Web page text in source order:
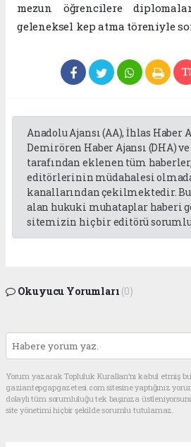
mezun öğrencilere
geleneksel kep atma töreniyle
Anadolu Ajansı (AA), İhlas Haber
Demirören Haber Ajansı (DHA)
tarafından eklenen tüm
editörlerinin müdahalesi
kanallarından çekilmektedir.
alan hukuki muhataplar haberi
sitemizin hiç bir editörü
Okuyucu Yorumları (0)
Yorum yazarak Topluluk Kuralları’nı kabul etmiş
gaziantepgapgazetesi.com sitesine yaptığınız
dolaylı tüm sorumluluğu tek başınıza
site yönetimi hiçbir şekilde sorumlu tutulamaz.